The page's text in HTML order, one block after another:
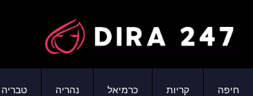
חיפה קריות כרמיאל נהריה טבריה